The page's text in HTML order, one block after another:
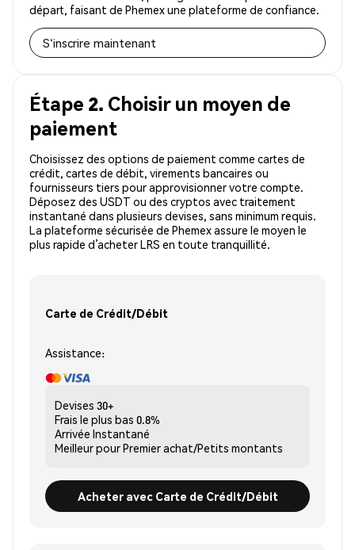
départ, faisant de Phemex une plateforme de confiance.
S'inscrire maintenant
Étape 2. Choisir un moyen de
paiement
Choisissez des options de paiement comme cartes de
crédit, cartes de débit, virements bancaires ou
fournisseurs tiers pour approvisionner votre compte.
Déposez des USDT ou des cryptos avec traitement
instantané dans plusieurs devises, sans minimum requis.
La plateforme sécurisée de Phemex assure le moyen le
plus rapide d’acheter LRS en toute tranquillité.
Carte de Crédit/Débit
Assistance:
Devises 30+
Frais le plus bas 0.8%
Arrivée Instantané
Meilleur pourPremier achat/Petits montants
Acheter avec Carte de Crédit/Débit